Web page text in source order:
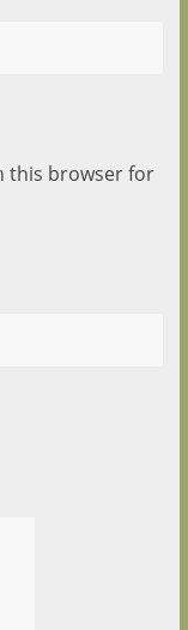
this browser for